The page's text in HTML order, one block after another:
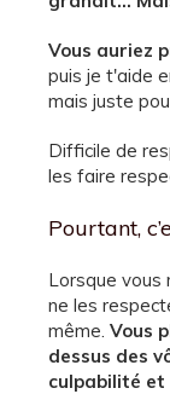
Vous auriez
puis je t'aide
mais juste
Difficile de
les faire
Pourtant,
Lorsque vous
ne les
même. Vous
dessus des
culpabilité